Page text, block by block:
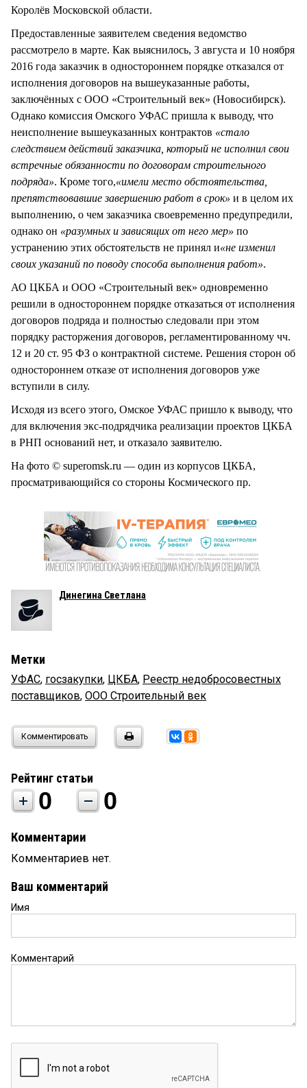
Королёв Московской области.
Предоставленные заявителем сведения ведомство
рассмотрело в марте. Как выяснилось, 3 августа и 10 ноября
2016 года заказчик в одностороннем порядке отказался от
исполнения договоров на вышеуказанные работы,
заключённых с ООО «Строительный век» (Новосибирск).
Однако комиссия Омского УФАС пришла к выводу, что
неисполнение вышеуказанных контрактов «стало
следствием действий заказчика, который не исполнил свои
встречные обязанности по договорам строительного
подряда». Кроме того,«имели место обстоятельства,
препятствовавшие завершению работ в срок» и в целом их
выполнению, о чем заказчика своевременно предупредили,
однако он «разумных и зависящих от него мер» по
устранению этих обстоятельств не принял и«не изменил
своих указаний по поводу способа выполнения работ».
АО ЦКБА и ООО «Строительный век» одновременно
решили в одностороннем порядке отказаться от исполнения
договоров подряда и полностью следовали при этом
порядку расторжения договоров, регламентированному чч.
12 и 20 ст. 95 ФЗ о контрактной системе. Решения сторон об
одностороннем отказе от исполнения договоров уже
вступили в силу.
Исходя из всего этого, Омское УФАС пришло к выводу, что
для включения экс-подрядчика реализации проектов ЦКБА
в РНП оснований нет, и отказало заявителю.
На фото © superomsk.ru — один из корпусов ЦКБА,
просматривающийся со стороны Космического пр.
Динегина Светлана
Метки
УФАС, госзакупки, ЦКБА, Реестр недобросовестных
поставщиков, ООО Строительный век
Комментировать
Рейтинг статьи
0 0
Комментарии
Комментариев нет.
Ваш комментарий
Имя
Комментарий